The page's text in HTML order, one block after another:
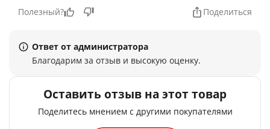
Полезный? Поделиться
Ответ от администратора
Благодарим за отзыв и высокую оценку.
Оставить отзыв на этот товар
Поделитесь мнением с другими покупателями